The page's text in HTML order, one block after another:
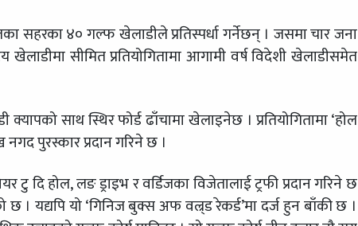
सहरका ४० गल्फ खेलाडीले प्रतिस्पर्धा गर्नेछन् । जसमा चार जना
खेलाडीमा सीमित प्रतियोगितामा आगामी वर्ष विदेशी खेलाडीसमेत
साथ स्थिर फोर्ड ढाँचामा खेलाइनेछ । प्रतियोगितामा ‘होल
पुरस्कार प्रदान गरिने छ ।
टु दि होल, लङ ड्राइभ र वर्डिजका विजेतालाई ट्रफी प्रदान गरिने छ
छ । यद्यपि यो ‘गिनिज बुक्स अफ वल्र्ड रेकर्ड’मा दर्ज हुन बाँकी छ ।